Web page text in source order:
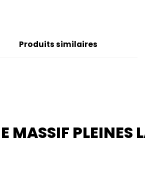
Produits similaires
MASSIF PLEINES